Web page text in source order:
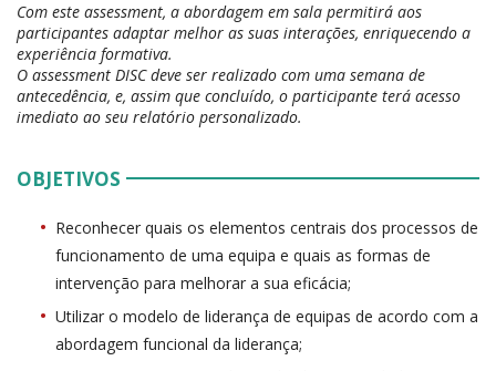
Com este assessment, a abordagem em sala permitirá aos
participantes adaptar melhor as suas interações, enriquecendo a
experiência formativa.
O assessment DISC deve ser realizado com uma semana de
antecedência, e, assim que concluído, o participante terá acesso
imediato ao seu relatório personalizado.
OBJETIVOS
Reconhecer quais os elementos centrais dos processos de
funcionamento de uma equipa e quais as formas de
intervenção para melhorar a sua eficácia;
Utilizar o modelo de liderança de equipas de acordo com a
abordagem funcional da liderança;